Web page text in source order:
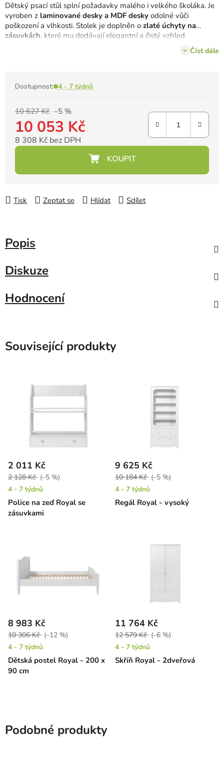
Dětský psací stůl splní požadavky malého i velkého školáka. Je
vyroben z laminované desky a MDF desky odolné vůči
poškození a vlhkosti. Stolek je doplněn o zlaté úchyty na
zásuvkách, které mu dodávají elegantní a čistý vzhled.
Designéři se postarali také o historický vzhled zejména díkyČíst dále
Dostupnost: 4 - 7 týdnů
10 627 Kč –5 %
10 053 Kč
8 308 Kč bez DPH
Tisk Zeptat se Hlídat Sdílet
Popis
Diskuze
Hodnocení
Související produkty
Police na zeď Royal se
zásuvkami
2 011 Kč
2 128 Kč (–5 %)
4 - 7 týdnů
Regál Royal - vysoký
9 625 Kč
10 184 Kč (–5 %)
4 - 7 týdnů
Dětská postel Royal - 200 x
90 cm
8 983 Kč
10 306 Kč (–12 %)
4 - 7 týdnů
Skříň Royal - 2dveřová
11 764 Kč
12 579 Kč (–6 %)
4 - 7 týdnů
Podobné produkty